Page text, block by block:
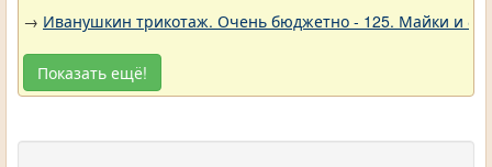
→ Иванушкин трикотаж. Очень бюджетно - 125. Майки и
Показать ещё!